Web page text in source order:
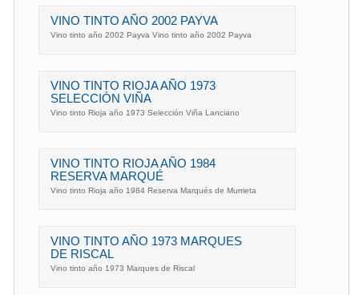
VINO TINTO AÑO 2002 PAYVA
Vino tinto año 2002 Payva Vino tinto año 2002 Payva
VINO TINTO RIOJA AÑO 1973
SELECCIÓN VIÑA
Vino tinto Rioja año 1973 Selección Viña Lanciano
VINO TINTO RIOJA AÑO 1984
RESERVA MARQUÉ
Vino tinto Rioja año 1984 Reserva Marqués de Murrieta
VINO TINTO AÑO 1973 MARQUES
DE RISCAL
Vino tinto año 1973 Marques de Riscal